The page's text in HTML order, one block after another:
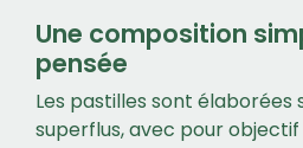
Une composition
pensée
Les pastilles sont élaborées
superflus, avec pour